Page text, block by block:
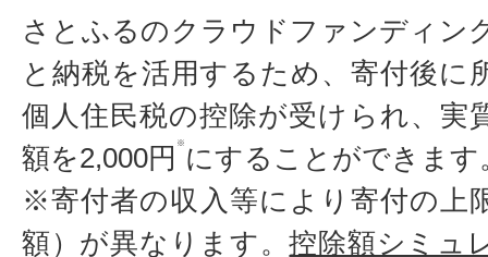
さとふるのクラウドファンディン
と納税を活用するため、寄付後に
個人住民税の控除が受けられ、実
額を2,000円
※ にすることができます
※寄付者の収入等により寄付の上
額）が異なります。控除額シミュ